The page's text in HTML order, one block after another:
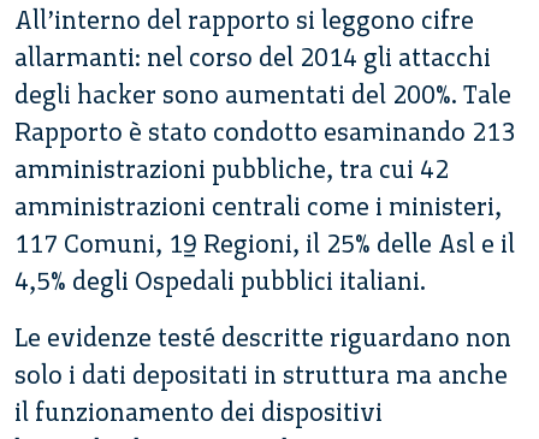
All’interno del rapporto si leggono cifre
allarmanti: nel corso del 2014 gli attacchi
degli hacker sono aumentati del 200%. Tale
Rapporto è stato condotto esaminando 213
amministrazioni pubbliche, tra cui 42
amministrazioni centrali come i ministeri,
117 Comuni, 19 Regioni, il 25% delle Asl e il
4,5% degli Ospedali pubblici italiani.
Le evidenze testé descritte riguardano non
solo i dati depositati in struttura ma anche
il funzionamento dei dispositivi